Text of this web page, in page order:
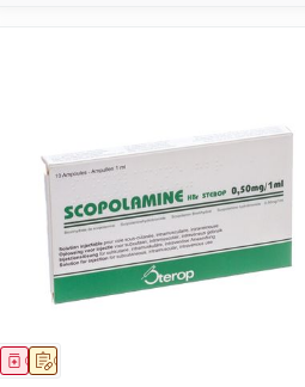
Op voorschrift
Geneesmiddel